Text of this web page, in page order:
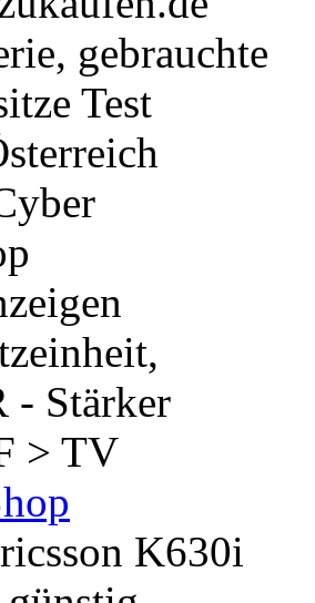
gebrauchte
Test
- Stärker
> TV
K630i